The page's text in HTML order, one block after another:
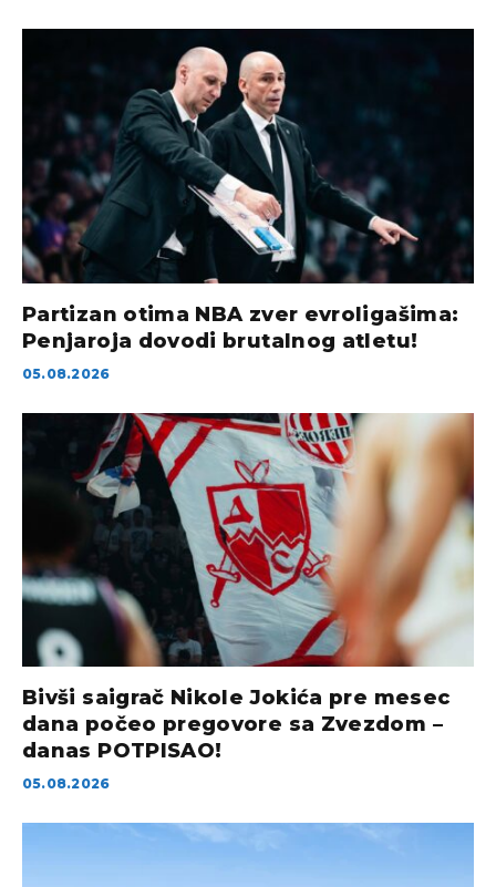
Partizan otima NBA zver evroligašima:
Penjaroja dovodi brutalnog atletu!
05.08.2026
Bivši saigrač Nikole Jokića pre mesec
dana počeo pregovore sa Zvezdom –
danas POTPISAO!
05.08.2026